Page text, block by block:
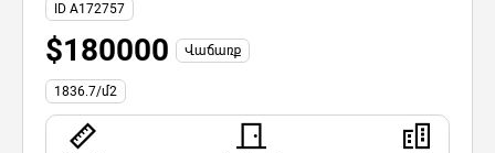
ID A172757
$180000 Վաճառք
1836.7/մ2